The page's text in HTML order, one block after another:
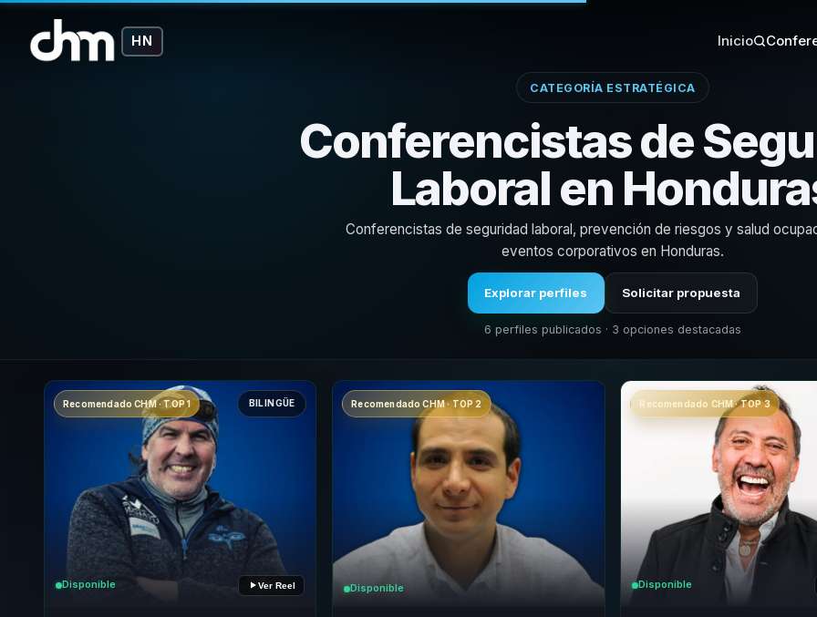
HN Inicio
CATEGORÍA ESTRATÉGICA
Conferencistas de
Laboral en
Conferencistas de seguridad laboral, prevención de riesgos y salud
eventos corporativos en Honduras.
Explorar perfiles Solicitar propuesta
6 perfiles publicados · 3 opciones destacadas
Recomendado CHM · TOP 1 BILINGÜE
Disponible Ver Reel
Recomendado CHM · TOP 2
Disponible
Recomendado CHM · TOP 3
Disponible